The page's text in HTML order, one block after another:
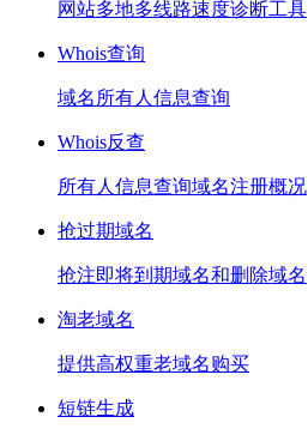
网站多地多线路速度诊断工具
Whois查询
域名所有人信息查询
Whois反查
所有人信息查询域名注册概况
抢过期域名
抢注即将到期域名和删除域名
淘老域名
提供高权重老域名购买
短链生成